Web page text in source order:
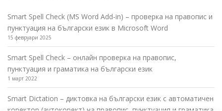
Smart Spell Check (MS Word Add-in) – проверка на правопис и
пунктуация на български език в Microsoft Word
15 февруари 2025
Smart Spell Check – онлайн проверка на правопис,
пунктуация и граматика на български език
1 март 2022
Smart Dictation – диктовка на български език с автоматичен